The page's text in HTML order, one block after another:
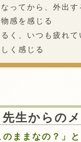
ってから、外出す
感を感じる
く、いつも疲れて
く感じる
生からの
のままなの？」